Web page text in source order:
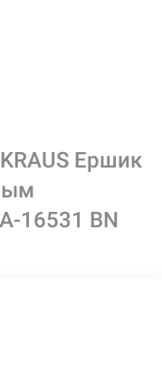
KRAUS Ершик
16531 BN